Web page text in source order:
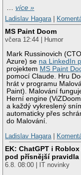
…více »
Ladislav Hagara
MS Paint Doom
včera 12:44 | Humor
Mark Russinovich
Azure) se na LinkedIn
projektem MS Paint
pomocí Claude. Hru
hrát v programu
Paint). Malování
Herní engine
a každý vykreslený
automaticky přes
do Malování.
Ladislav Hagara
EK: ChatGPT i
pod přísnější pravidla
6.8. 08:00 | IT novinky